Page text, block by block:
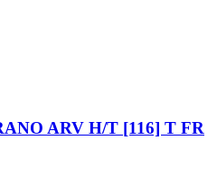
ARV H/T [116] T FR